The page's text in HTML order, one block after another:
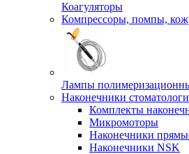
Коагуляторы
Компрессоры, помпы,
Лампы
Наконечники
Комплекты
Микромоторы
Наконечники
Наконечники NSK